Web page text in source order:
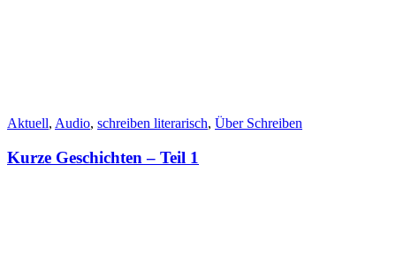
Aktuell, Audio, schreiben literarisch, Über Schreiben
Kurze Geschichten – Teil 1